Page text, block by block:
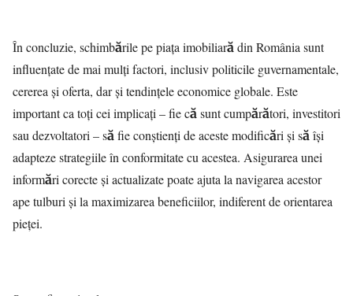
În concluzie, schimbările pe piața imobiliară din România sunt
influențate de mai mulți factori, inclusiv politicile guvernamentale,
cererea și oferta, dar și tendințele economice globale. Este
important ca toți cei implicați – fie că sunt cumpărători, investitori
sau dezvoltatori – să fie conștienți de aceste modificări și să își
adapteze strategiile în conformitate cu acestea. Asigurarea unei
informări corecte și actualizate poate ajuta la navigarea acestor
ape tulburi și la maximizarea beneficiilor, indiferent de orientarea
pieței.